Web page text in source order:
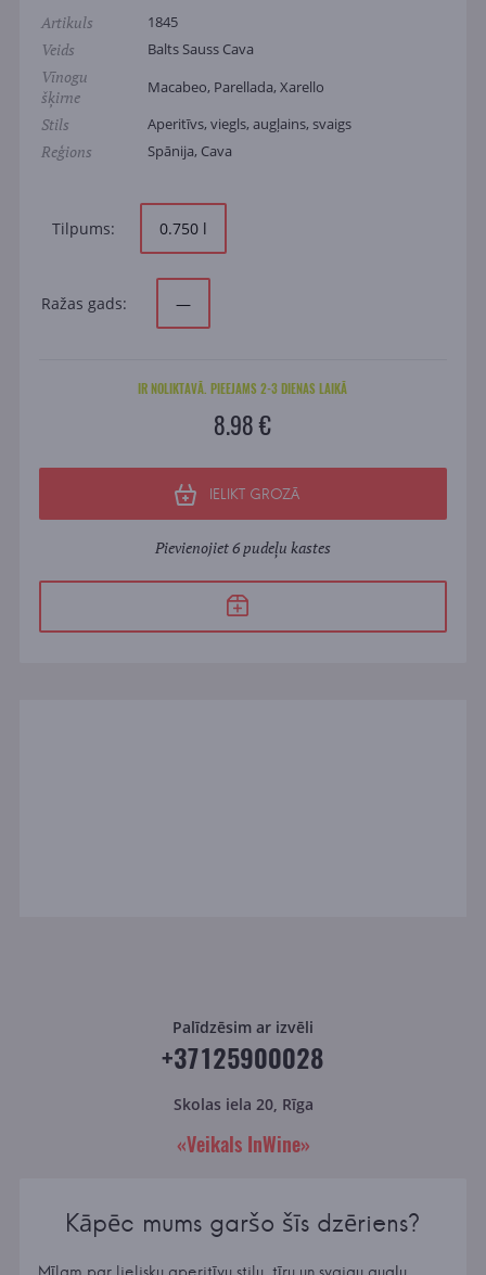
Artikuls 1845
Veids Balts Sauss Cava
Vīnogu
šķirne
Macabeo, Parellada, Xarello
Stils Aperitīvs, viegls, augļains, svaigs
Reģions Spānija, Cava
Tilpums: 0.750 l
Ražas gads: —
IR NOLIKTAVĀ. PIEEJAMS 2-3 DIENAS LAIKĀ
8.98 €
IELIKT GROZĀ
Pievienojiet 6 pudeļu kastes
Palīdzēsim ar izvēli
+37125900028
Skolas iela 20, Rīga
«Veikals InWine»
Kāpēc mums garšo šīs dzēriens?